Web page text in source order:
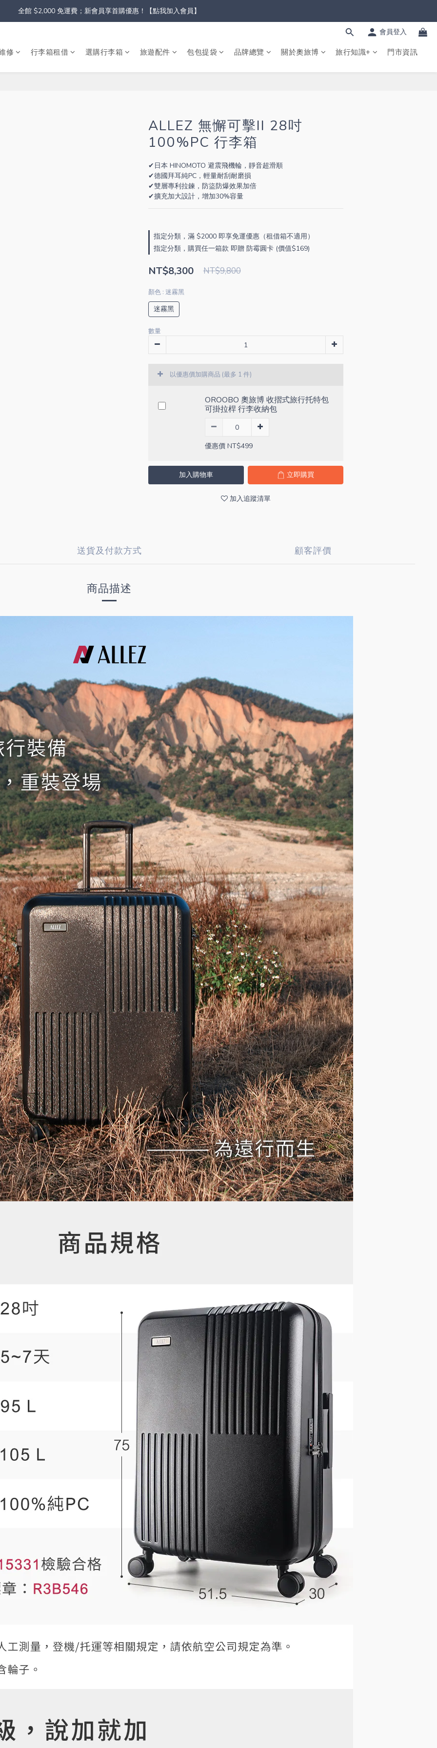
全館 $2,000 免運費；新會員享首購優惠！【點我加入會員】
會員登入
修 行李箱租借 選購行李箱 旅遊配件 包包提袋 品牌總覽 關於奧旅博 旅行知識+ 門市資訊
ALLEZ 無懈可擊II 28吋
100%PC 行李箱
✔日本 HINOMOTO 避震飛機輪，靜音超滑順
✔德國拜耳純PC，輕量耐刮耐磨損
✔雙層專利拉鍊，防盜防爆效果加倍
✔擴充加大設計，增加30%容量
指定分類，滿 $2000 即享免運優惠（租借箱不適用）
指定分類，購買任一箱款 即贈 防霉圓卡 (價值$169)
NT$8,300 NT$9,800
顏色 : 迷霧黑
迷霧黑
數量
以優惠價加購商品 (最多 1 件)
OROOBO 奧旅博 收摺式旅行托特包
可掛拉桿 行李收納包
優惠價 NT$499
加入購物車 立即購買
加入追蹤清單
送貨及付款方式 顧客評價
商品描述